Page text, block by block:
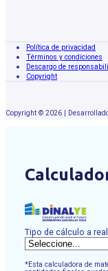
Política de privacidad
Términos y condiciones
Descargo de
Copyright
Copyright © 2026 |
Tipo de cálculo a
*Esta calculadora de